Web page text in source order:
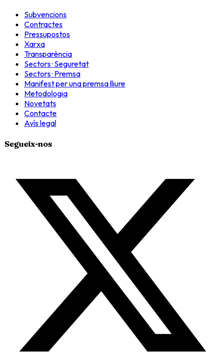
Subvencions
Contractes
Pressupostos
Xarxa
Transparència
Sectors · Seguretat
Sectors · Premsa
Manifest per una premsa lliure
Metodologia
Novetats
Contacte
Avís legal
Segueix-nos